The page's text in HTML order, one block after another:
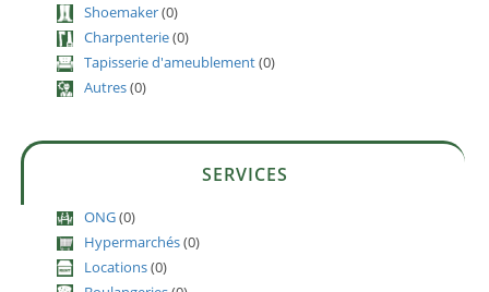
Shoemaker(0)
Charpenterie(0)
Tapisserie d'ameublement(0)
Autres(0)
SERVICES
ONG(0)
Hypermarchés(0)
Locations(0)